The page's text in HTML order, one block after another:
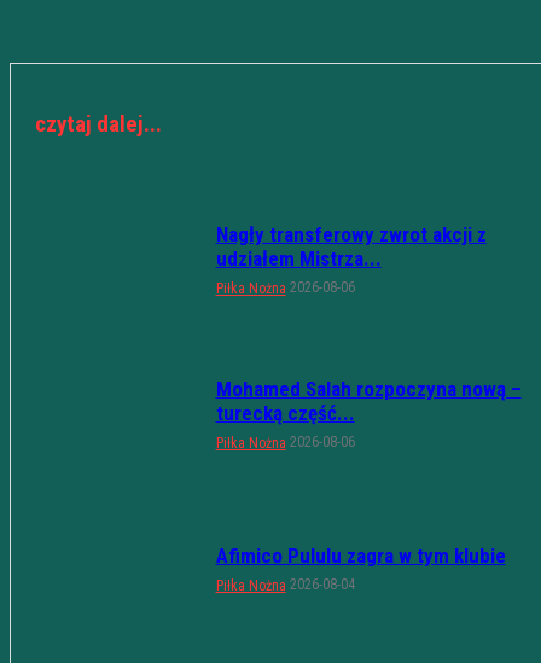
czytaj dalej...
Nagły transferowy zwrot akcji z
udziałem Mistrza...
Piłka Nożna 2026-08-06
Mohamed Salah rozpoczyna nową –
turecką część...
Piłka Nożna 2026-08-06
Afimico Pululu zagra w tym klubie
Piłka Nożna 2026-08-04